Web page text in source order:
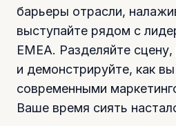
барьеры отрасли,
выступайте рядом с
EMEA. Разделяйте
и демонстрируйте, как
современными
Ваше время сиять